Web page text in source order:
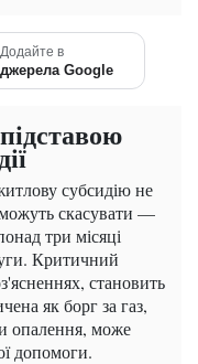
Додайте в
джерела Google
субсидію не
скасувати —
три місяці
Критичний
становить
як борг за газ,
опалення, може
допомоги.